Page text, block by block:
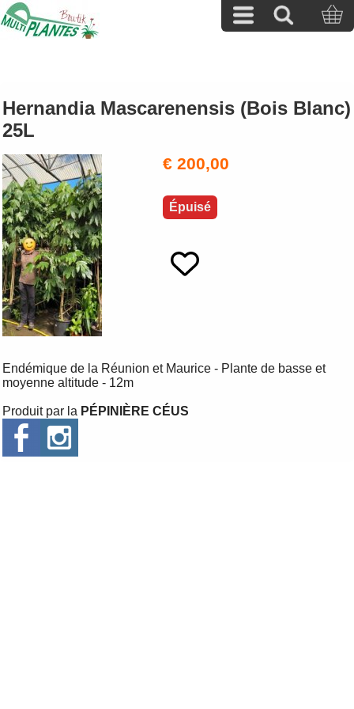
Hernandia Mascarenensis (Bois Blanc)
25L
€ 200,00
Épuisé
Endémique de la Réunion et Maurice - Plante de basse et
moyenne altitude - 12m
Produit par la PÉPINIÈRE CÉUS